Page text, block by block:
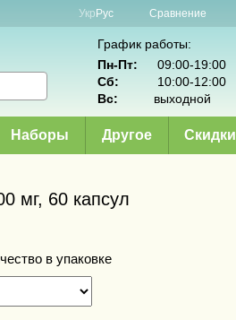
Укр Рус Сравнение
График работы:
Пн-Пт:
09:00-19:00
Сб:
10:00-12:00
Вс:
выходной
Наборы Другое Скидки
мг, 60 капсул
в упаковке